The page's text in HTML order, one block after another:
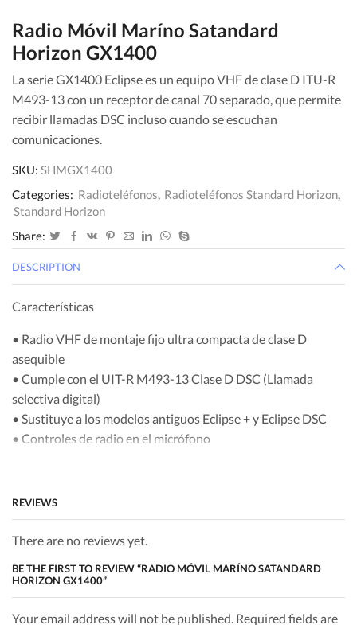
Radio Móvil Maríno Satandard
Horizon GX1400
La serie GX1400 Eclipse es un equipo VHF de clase D ITU-R
M493-13 con un receptor de canal 70 separado, que permite
recibir llamadas DSC incluso cuando se escuchan
comunicaciones.
SKU: SHMGX1400
Categories: Radioteléfonos, Radioteléfonos Standard Horizon,
Standard Horizon
Share:
DESCRIPTION
Características
• Radio VHF de montaje fijo ultra compacta de clase D
asequible
• Cumple con el UIT-R M493-13 Clase D DSC (Llamada
selectiva digital)
• Sustituye a los modelos antiguos Eclipse + y Eclipse DSC
• Controles de radio en el micrófono
(31 mm x 55 mm)
• Receptor separado incorporado para CH70 (Recepción de
llamadas DSC)
DSC automático
• Posición y hora de GPS mostradas en una pantalla
matricial de puntos completos cuando están conectados a
REVIEWS
There are no reviews yet.
BE THE FIRST TO REVIEW “RADIO MÓVIL MARÍNO SATANDARD
HORIZON GX1400”
Your email address will not be published. Required fields are